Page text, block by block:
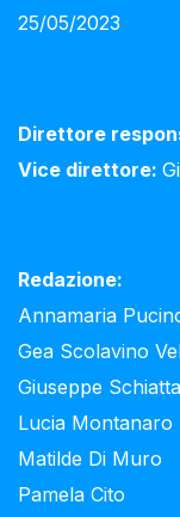
25/05/2023
Direttore
Vice direttore:
Redazione:
Annamaria
Gea Scolavino
Giuseppe
Lucia Montanaro
Matilde Di Muro
Pamela Cito